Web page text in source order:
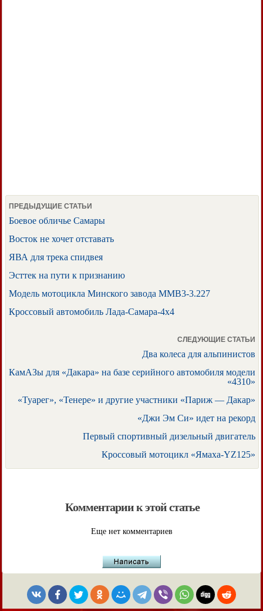
ПРЕДЫДУЩИЕ СТАТЬИ
Боевое обличье Самары
Восток не хочет отставать
ЯВА для трека спидвея
Эсттек на пути к признанию
Модель мотоцикла Минского завода MMB3-3.227
Кроссовый автомобиль Лада-Самара-4х4
СЛЕДУЮЩИЕ СТАТЬИ
Два колеса для альпинистов
КамАЗы для «Дакара» на базе серийного автомобиля модели
«4310»
«Туарег», «Тенере» и другие участники «Париж — Дакар»
«Джи Эм Си» идет на рекорд
Первый спортивный дизельный двигатель
Кроссовый мотоцикл «Ямаха-YZ125»
Комментарии к этой статье
Еще нет комментариев